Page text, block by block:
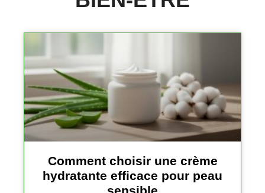
Comment choisir une crème
hydratante efficace pour peau